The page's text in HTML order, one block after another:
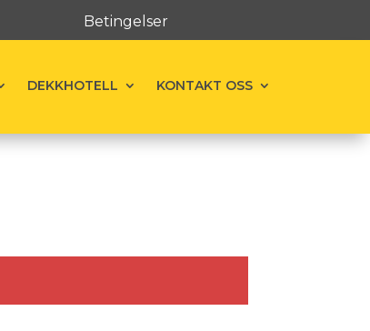
Betingelser
DEKKHOTELL KONTAKT OSS